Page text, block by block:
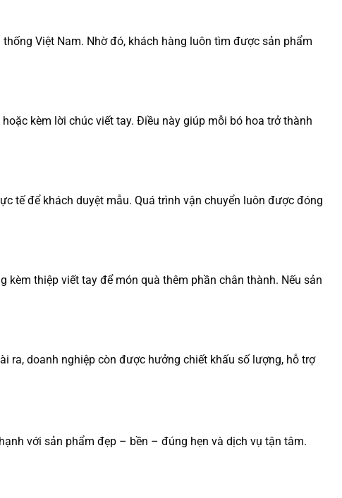
Việt Nam. Nhờ đó, khách hàng luôn tìm được sản phẩm
kèm lời chúc viết tay. Điều này giúp mỗi bó hoa trở thành
tế để khách duyệt mẫu. Quá trình vận chuyển luôn được đóng
thiệp viết tay để món quà thêm phần chân thành. Nếu sản
ra, doanh nghiệp còn được hưởng chiết khấu số lượng, hỗ trợ
với sản phẩm đẹp – bền – đúng hẹn và dịch vụ tận tâm.